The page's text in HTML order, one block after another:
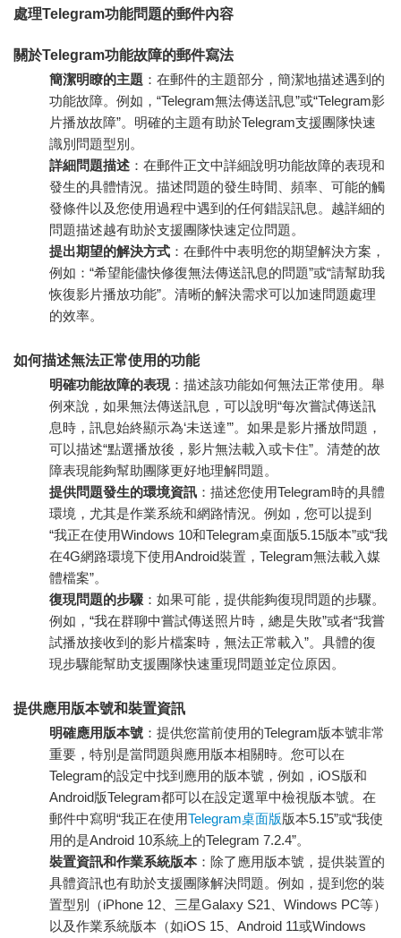
處理Telegram功能問題的郵件內容
關於Telegram功能故障的郵件寫法
簡潔明瞭的主題 ：在郵件的主題部分，簡潔地描述遇到的
功能故障。例如，“Telegram無法傳送訊息”或“Telegram影
片播放故障”。明確的主題有助於Telegram支援團隊快速
識別問題型別。
詳細問題描述 ：在郵件正文中詳細說明功能故障的表現和
發生的具體情況。描述問題的發生時間、頻率、可能的觸
發條件以及您使用過程中遇到的任何錯誤訊息。越詳細的
問題描述越有助於支援團隊快速定位問題。
提出期望的解決方式 ：在郵件中表明您的期望解決方案，
例如：“希望能儘快修復無法傳送訊息的問題”或“請幫助我
恢復影片播放功能”。清晰的解決需求可以加速問題處理
的效率。
如何描述無法正常使用的功能
明確功能故障的表現：描述該功能如何無法正常使用。舉
例來說，如果無法傳送訊息，可以說明“每次嘗試傳送訊
息時，訊息始終顯示為‘未送達’”。如果是影片播放問題，
可以描述“點選播放後，影片無法載入或卡住”。清楚的故
障表現能夠幫助團隊更好地理解問題。
提供問題發生的環境資訊 ：描述您使用Telegram時的具體
環境，尤其是作業系統和網路情況。例如，您可以提到
“我正在使用Windows 10和Telegram桌面版5.15版本”或“我
在4G網路環境下使用Android裝置，Telegram無法載入媒
體檔案”。
復現問題的步驟 ：如果可能，提供能夠復現問題的步驟。
例如，“我在群聊中嘗試傳送照片時，總是失敗”或者“我嘗
試播放接收到的影片檔案時，無法正常載入”。具體的復
現步驟能幫助支援團隊快速重現問題並定位原因。
提供應用版本號和裝置資訊
明確應用版本號 ：提供您當前使用的Telegram版本號非常
重要，特別是當問題與應用版本相關時。您可以在
Telegram的設定中找到應用的版本號，例如，iOS版和
Android版Telegram都可以在設定選單中檢視版本號。在
郵件中寫明“我正在使用Telegram桌面版版本5.15”或“我使
用的是Android 10系統上的Telegram 7.2.4”。
裝置資訊和作業系統版本：除了應用版本號，提供裝置的
具體資訊也有助於支援團隊解決問題。例如，提到您的裝
置型別（iPhone 12、三星Galaxy S21、Windows PC等）
以及作業系統版本（如iOS 15、Android 11或Windows